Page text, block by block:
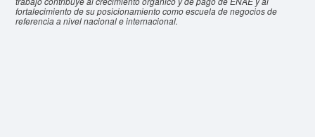
fortalecimiento de su posicionamiento como escuela de negocios de
referencia a nivel nacional e internacional.